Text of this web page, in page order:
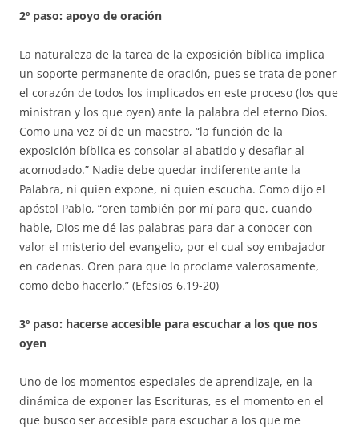
2º paso: apoyo de oración
La naturaleza de la tarea de la exposición bíblica implica
un soporte permanente de oración, pues se trata de poner
el corazón de todos los implicados en este proceso (los que
ministran y los que oyen) ante la palabra del eterno Dios.
Como una vez oí de un maestro, “la función de la
exposición bíblica es consolar al abatido y desafiar al
acomodado.” Nadie debe quedar indiferente ante la
Palabra, ni quien expone, ni quien escucha. Como dijo el
apóstol Pablo, “oren también por mí para que, cuando
hable, Dios me dé las palabras para dar a conocer con
valor el misterio del evangelio, por el cual soy embajador
en cadenas. Oren para que lo proclame valerosamente,
como debo hacerlo.” (Efesios 6.19-20)
3º paso: hacerse accesible para escuchar a los que nos
oyen
Uno de los momentos especiales de aprendizaje, en la
dinámica de exponer las Escrituras, es el momento en el
que busco ser accesible para escuchar a los que me